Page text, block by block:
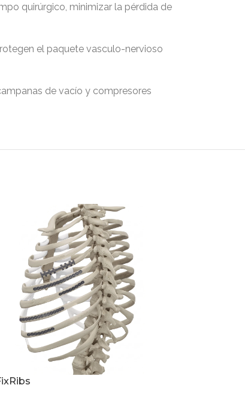
quirúrgico, minimizar la pérdida de
el paquete vasculo-nervioso
de vacío y compresores